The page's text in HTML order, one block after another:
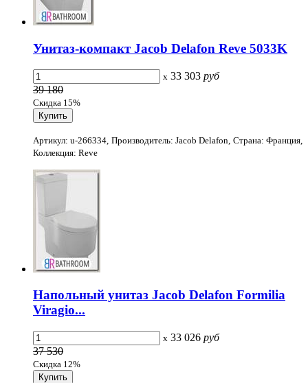
Унитаз-компакт Jacob Delafon Reve 5033K
x 33 303 руб
39 180
Скидка 15%
Артикул: u-266334, Производитель: Jacob Delafon, Страна: Франция,
Коллекция: Reve
Напольный унитаз Jacob Delafon Formilia
Viragio...
x 33 026 руб
37 530
Скидка 12%